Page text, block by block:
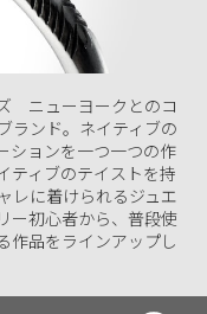
ニューヨークとのコ
ランド。ネイティブの
ションを一つ一つの作
ティブのテイストを持
レに着けられるジュエ
ー初心者から、普段使
作品をラインアップし